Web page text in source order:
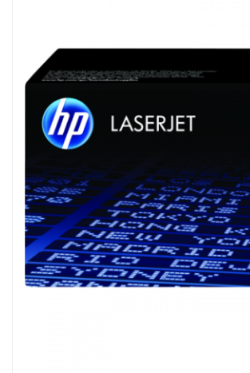
Accesorii multifunctionale
Piese schimb
Plottere
Consumabile imprimanta
Drum unit
Capete imprimare
Cartuse inkjet si cerneala
Hartie
Ribbon